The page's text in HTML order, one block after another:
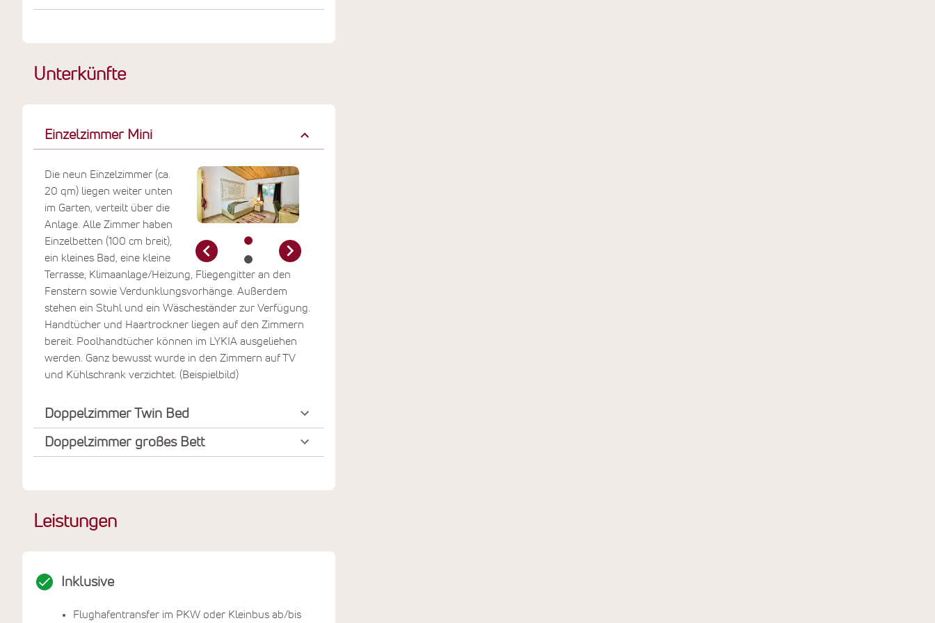
Unterkünfte
Einzelzimmer Mini
Die neun Einzelzimmer (ca.
20 qm) liegen weiter unten
im Garten, verteilt über die
Anlage. Alle Zimmer haben
Einzelbetten (100 cm breit),
ein kleines Bad, eine kleine
Terrasse, Klimaanlage/Heizung, Fliegengitter an den
Fenstern sowie Verdunklungsvorhänge. Außerdem
stehen ein Stuhl und ein Wäscheständer zur Verfügung.
Handtücher und Haartrockner liegen auf den Zimmern
bereit. Poolhandtücher können im LYKIA ausgeliehen
werden. Ganz bewusst wurde in den Zimmern auf TV
und Kühlschrank verzichtet. (Beispielbild)
Doppelzimmer Twin Bed
Doppelzimmer großes Bett
Leistungen
Inklusive
Flughafentransfer im PKW oder Kleinbus ab/bis